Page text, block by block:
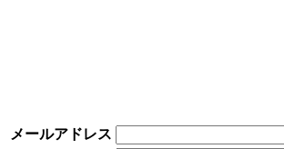
メールアドレス